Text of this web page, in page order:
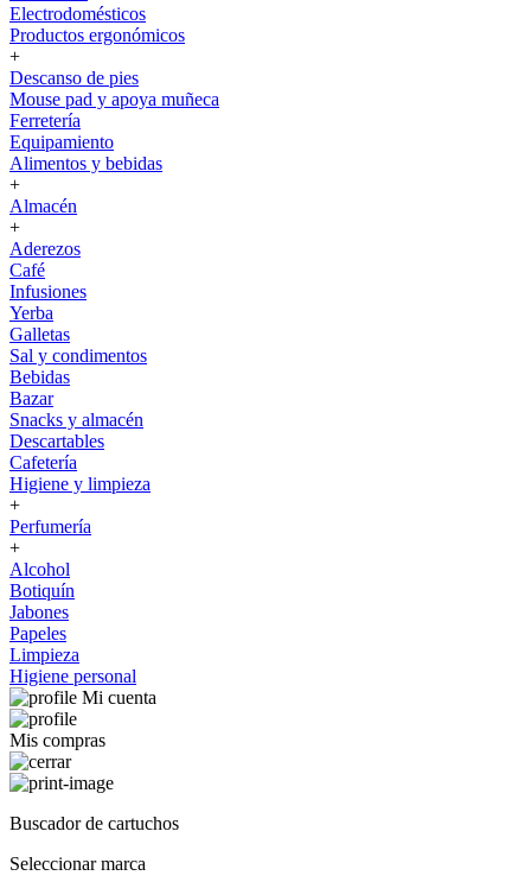
Electrodomésticos
Productos ergonómicos
+
Descanso de pies
Mouse pad y apoya muñeca
Ferretería
Equipamiento
Alimentos y bebidas
+
Almacén
+
Aderezos
Café
Infusiones
Yerba
Galletas
Sal y condimentos
Bebidas
Bazar
Snacks y almacén
Descartables
Cafetería
Higiene y limpieza
+
Perfumería
+
Alcohol
Botiquín
Jabones
Papeles
Limpieza
Higiene personal
Mi cuenta
Mis compras
Buscador de cartuchos
Seleccionar marca